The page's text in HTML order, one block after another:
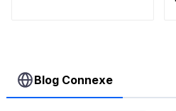
Blog Connexe